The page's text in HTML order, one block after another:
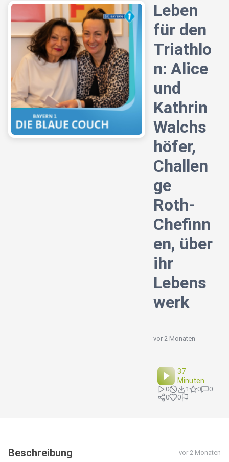
Leben
für den
Triathlo
n: Alice
und
Kathrin
Walchs
höfer,
Challen
ge
Roth-
Chefinn
en, über
ihr
Lebens
werk
vor 2 Monaten
37
Minuten
0 1 0
0
0
0
Beschreibung vor 2 Monaten